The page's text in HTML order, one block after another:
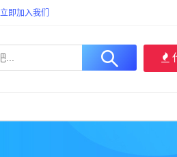
立即加入我们